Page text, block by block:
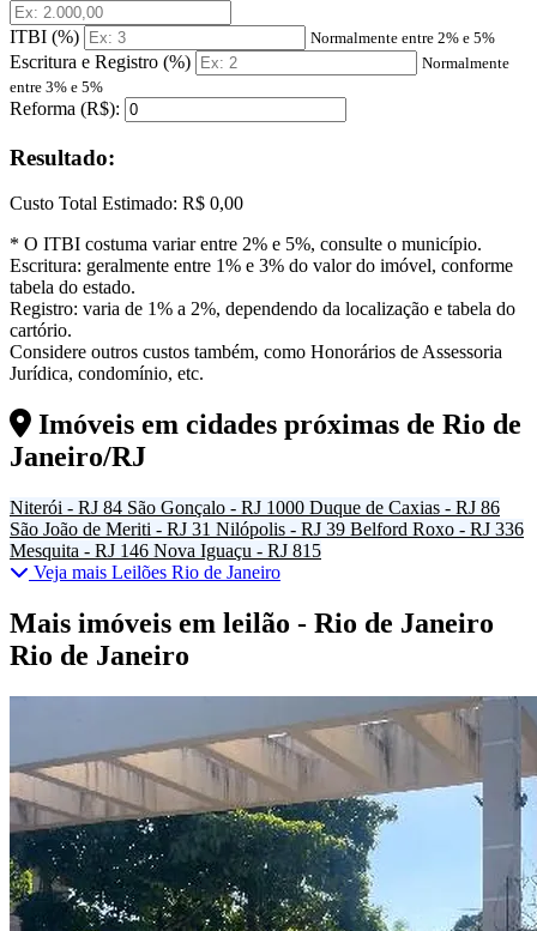
ITBI (%) Normalmente entre 2% e 5%
Escritura e Registro (%)
Normalmente
entre 3% e 5%
Reforma (R$):
Resultado:
Custo Total Estimado: R$ 0,00
* O ITBI costuma variar entre 2% e 5%, consulte o município.
Escritura: geralmente entre 1% e 3% do valor do imóvel, conforme
tabela do estado.
Registro: varia de 1% a 2%, dependendo da localização e tabela do
cartório.
Considere outros custos também, como Honorários de Assessoria
Jurídica, condomínio, etc.
Imóveis em cidades próximas de Rio de
Janeiro/RJ
Niterói - RJ 84 São Gonçalo - RJ 1000 Duque de Caxias - RJ 86
São João de Meriti - RJ 31 Nilópolis - RJ 39 Belford Roxo - RJ 336
Mesquita - RJ 146 Nova Iguaçu - RJ 815
Veja mais Leilões Rio de Janeiro
Mais imóveis em leilão - Rio de Janeiro
Rio de Janeiro